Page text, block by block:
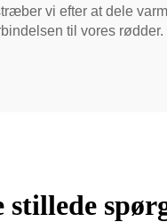
vi efter at dele
til vores rødder.
stillede